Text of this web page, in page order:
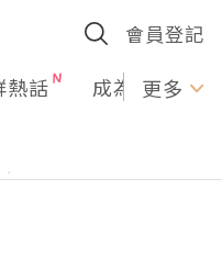
會員登記
熱話 成為U更多